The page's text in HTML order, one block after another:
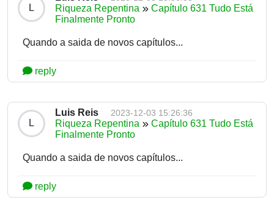
L Riqueza Repentina
Capítulo 631 Tudo Está
Finalmente Pronto
Quando a saida de novos capítulos...
reply
L
Luis Reis 2023-12-03 15:26:36
Riqueza Repentina
Capítulo 631 Tudo Está
Finalmente Pronto
Quando a saida de novos capítulos...
reply